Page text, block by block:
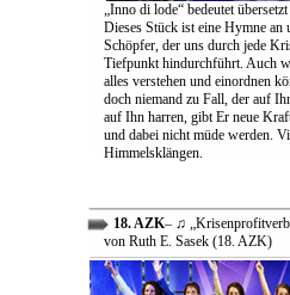
„Inno di lode“ bedeutet
Dieses Stück ist eine Hymne an
Schöpfer, der uns durch jede
Tiefpunkt hindurchführt. Auch
alles verstehen und einordnen
doch niemand zu Fall, der auf
auf Ihn harren, gibt Er neue
und dabei nicht müde werden.
Himmelsklängen.
18. AZK– ♫
von Ruth E. Sasek (18. AZK)